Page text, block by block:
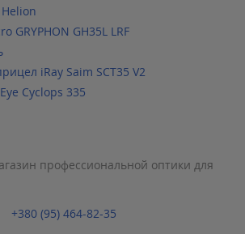
GRYPHON GH35L LRF
iRay Saim SCT35 V2
Cyclops 335
профессиональной оптики для
+380 (95) 464-82-35